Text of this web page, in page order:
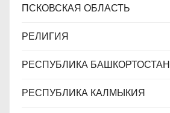
ПСКОВСКАЯ ОБЛАСТЬ
РЕЛИГИЯ
РЕСПУБЛИКА БАШКОРТОСТАН
РЕСПУБЛИКА КАЛМЫКИЯ